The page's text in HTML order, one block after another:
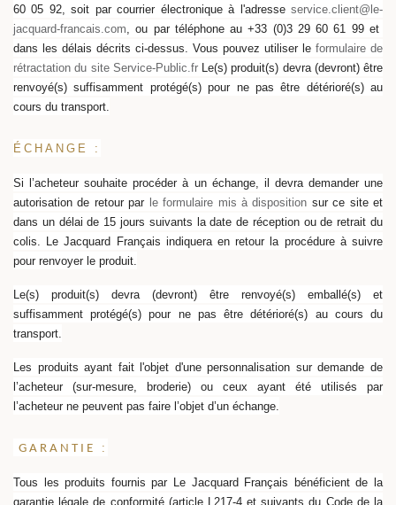
60 05 92, soit par courrier électronique à l'adresse service.client@le-
jacquard-francais.com , ou par téléphone au +33 (0)3 29 60 61 99 et
dans les délais décrits ci-dessus. Vous pouvez utiliser le formulaire de
rétractation du site Service-Public.frLe(s) produit(s) devra (devront) être
renvoyé(s) suffisamment protégé(s) pour ne pas être détérioré(s) au
cours du transport.
ÉCHANGE :
Si l’acheteur souhaite procéder à un échange,
il devra demander une
autorisation de retour par le formulaire mis à disposition sur ce site et
dans un délai de 15 jours suivants la date de réception ou de retrait du
colis. Le Jacquard Français indiquera en retour la procédure à suivre
pour renvoyer le produit.
Le(s) produit(s) devra (devront) être renvoyé(s) emballé(s) et
suffisamment protégé(s) pour ne pas être détérioré(s) au cours du
transport.
Les produits ayant fait l'objet d'une personnalisation sur demande de
l’acheteur (sur-mesure, broderie) ou ceux ayant été utilisés par
l’acheteur ne peuvent pas faire l’objet d’un échange.
GARANTIE :
Tous les produits fournis par Le Jacquard Français bénéficient de la
garantie légale de conformité (article L217-4 et suivants du Code de la